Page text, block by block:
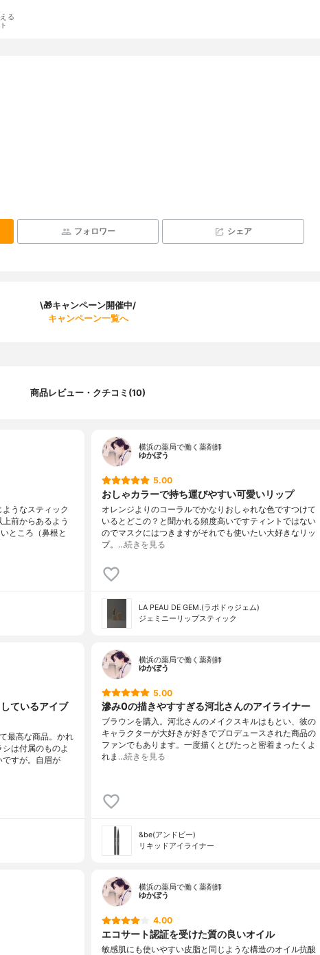
る
フォロワー シェア
\🎁キャンペーン開催中/
キャンペーン一覧へ
商品レビュー・クチコミ(10)
うなスティック
前からあるよう
ところ（鼻根と
横浜の薬局で働く薬剤師
ゆかぼう
5.00
おしゃカラーで持ち運びやすい可愛いリップ
オレンジよりのコーラルでかなりおしゃれな色ですつけて
いるとどこの？と聞かれる頻度高いですティントではない
のでマスクにはつきますがそれでも使いたい大好きなリッ
プ。…続きを見る
LA PEAU DE GEM.(ラポドゥジェム)
ジェミニーリップスティック
ているアイブ
最高な商品。かれ
は付属のものよ
ですが。自眉が
横浜の薬局で働く薬剤師
ゆかぼう
5.00
滲み0の描きやすすぎる河北さんのアイライナー
ブラウンを購入。河北さんのメイクスキルはもとい、彼の
キャラクターが大好きが好きでプロデュースされた商品の
ファンでもあります。一度描くとぴたっと密着まったくよ
れま…続きを見る
&be(アンドビー)
リキッドアイライナー
横浜の薬局で働く薬剤師
ゆかぼう
4.00
エコサート認証を受けた質の良いオイル
敏感肌にも使いやすい皮脂と同じような構造のオイル抗酸